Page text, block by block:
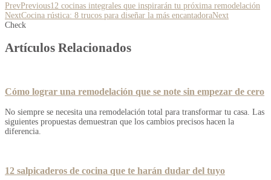
PrevPrevious12 cocinas integrales que inspirarán tu próxima remodelación
NextCocina rústica: 8 trucos para diseñar la más encantadoraNext
Check
Artículos Relacionados
Cómo lograr una remodelación que se note sin empezar de cero
No siempre se necesita una remodelación total para transformar tu casa. Las
siguientes propuestas demuestran que los cambios precisos hacen la
diferencia.
12 salpicaderos de cocina que te harán dudar del tuyo